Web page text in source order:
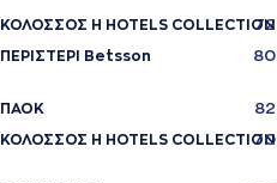
ΚΟΛΟΣΣΟΣ H HOTELS COLLECTION
72
ΠΕΡΙΣΤΕΡΙ Betsson 80
ΠΑΟΚ 82
ΚΟΛΟΣΣΟΣ H HOTELS COLLECTION
70